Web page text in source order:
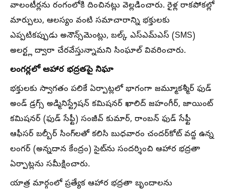
వాలంటీర్లను రంగంలోకి దించినట్లు వెల్లడించారు. రైళ్ల రాకపోకల్లో
మార్పులు, ఆలస్యం వంటి సమాచారాన్ని భక్తులకు
ఎప్పటికప్పుడు అనౌన్స్‌మెంట్లు, బల్క్ ఎస్ఎమ్ఎస్ (SMS)
అలర్ట్ల ద్వారా చేరవేస్తున్నామని సింఘాల్ వివరించారు.
లంగర్లలో ఆహార భద్రతపై నిఘా
భక్తులకు స్వాగతం పలికే ఏర్పాట్లలో భాగంగా జమ్మూకశ్మీర్ ఫుడ్
అండ్ డ్రగ్స్ అడ్మినిస్ట్రేషన్ కమిషనర్ ఖాలిద్ జహంగీర్, జాయింట్
కమిషనర్ (ఫుడ్ సేఫ్టీ) సంజీవ్ కుమార్, రాంబన్ ఫుడ్ సేఫ్టీ
ఆఫీసర్ బల్బీర్ సింగ్‌లతో కలిసి బుధవారం చందర్‌కోట్ వద్ద ఉన్న
లంగర్ (అన్నదాన కేంద్రం) సైట్‌ను సందర్శించి ఆహార భద్రతా
ఏర్పాట్లను సమీక్షించారు.
యాత్ర మార్గంలో ప్రత్యేక ఆహార భద్రతా బృందాలను